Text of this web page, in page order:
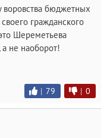
бюджетных
гражданского
Шереметьева
а не наоборот!
| 79 | 0